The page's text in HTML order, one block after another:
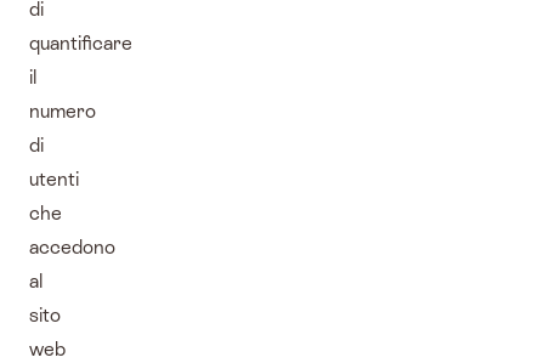
di
quantificare
il
numero
di
utenti
che
accedono
al
sito
web